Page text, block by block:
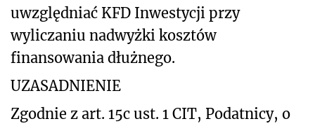
uwzględniać KFD Inwestycji przy
wyliczaniu nadwyżki kosztów
finansowania dłużnego.
UZASADNIENIE
Zgodnie z art. 15c ust. 1 CIT, Podatnicy, o